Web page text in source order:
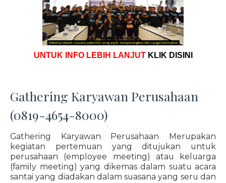
UNTUK INFO LEBIH LANJUT KLIK DISINI
Gathering Karyawan Perusahaan
(0819-4654-8000)
Gathering Karyawan Perusahaan Merupakan
kegiatan pertemuan yang ditujukan untuk
perusahaan (employee meeting) atau keluarga
(family meeting) yang dikemas dalam suatu acara
santai yang diadakan dalam suasana yang seru dan